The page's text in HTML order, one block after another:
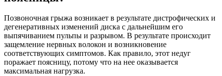
Позвоночная грыжа возникает в результате дистрофических и
дегенеративных изменений диска с дальнейшим его
выпячиванием пульпы и разрывом. В результате происходит
защемление нервных волокон и возникновение
соответствующих симптомов. Как правило, этот недуг
поражает поясницу, потому что на нее оказывается
максимальная нагрузка.